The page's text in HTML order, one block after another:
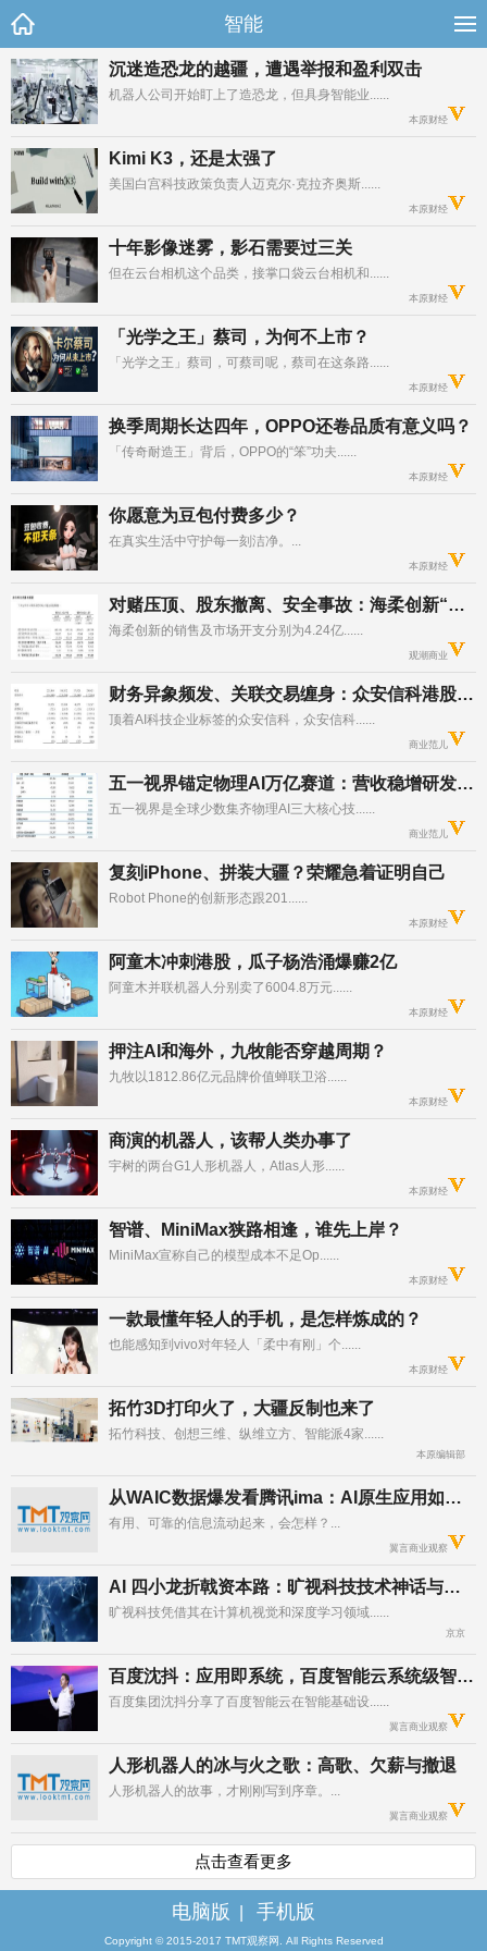
智能
沉迷造恐龙的越疆，遭遇举报和盈利双击
机器人公司开始盯上了造恐龙，但具身智能业......
本原财经
Kimi K3，还是太强了
美国白宫科技政策负责人迈克尔·克拉齐奥斯......
本原财经
十年影像迷雾，影石需要过三关
但在云台相机这个品类，接掌口袋云台相机和......
本原财经
「光学之王」蔡司，为何不上市？
「光学之王」蔡司，可蔡司呢，蔡司在这条路......
本原财经
换季周期长达四年，OPPO还卷品质有意义吗？
「传奇耐造王」背后，OPPO的“笨”功夫......
本原财经
你愿意为豆包付费多少？
在真实生活中守护每一刻洁净。...
本原财经
对赌压顶、股东撤离、安全事故：海柔创新“流血上市”的三重暗礁
海柔创新的销售及市场开支分别为4.24亿......
观潮商业
财务异象频发、关联交易缠身：众安信科港股IPO是“带病闯关”？
顶着AI科技企业标签的众安信科，众安信科......
商业范儿
五一视界锚定物理AI万亿赛道：营收稳增研发加码，发布全球首款“物理直觉”世界模型
五一视界是全球少数集齐物理AI三大核心技......
商业范儿
复刻iPhone、拼装大疆？荣耀急着证明自己
Robot Phone的创新形态跟201......
本原财经
阿童木冲刺港股，瓜子杨浩涌爆赚2亿
阿童木并联机器人分别卖了6004.8万元......
本原财经
押注AI和海外，九牧能否穿越周期？
九牧以1812.86亿元品牌价值蝉联卫浴......
本原财经
商演的机器人，该帮人类办事了
宇树的两台G1人形机器人，Atlas人形......
本原财经
智谱、MiniMax狭路相逢，谁先上岸？
MiniMax宣称自己的模型成本不足Op......
本原财经
一款最懂年轻人的手机，是怎样炼成的？
也能感知到vivo对年轻人「柔中有刚」个......
本原财经
拓竹3D打印火了，大疆反制也来了
拓竹科技、创想三维、纵维立方、智能派4家......
本原编辑部
从WAIC数据爆发看腾讯ima：AI原生应用如何重构知识生产力
有用、可靠的信息流动起来，会怎样？...
翼言商业观察
AI 四小龙折戟资本路：旷视科技技术神话与上市困局的双面博弈
旷视科技凭借其在计算机视觉和深度学习领域......
京京
百度沈抖：应用即系统，百度智能云系统级智能基础设施，助力企业大模型高效落地
百度集团沈抖分享了百度智能云在智能基础设......
翼言商业观察
人形机器人的冰与火之歌：高歌、欠薪与撤退
人形机器人的故事，才刚刚写到序章。...
翼言商业观察
点击查看更多
电脑版 手机版
Copyright © 2015-2017 TMT观察网. All Rights Reserved